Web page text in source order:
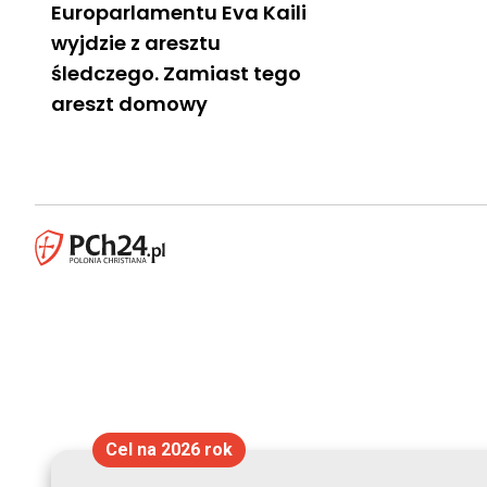
Europarlamentu Eva Kaili
wyjdzie z aresztu
śledczego. Zamiast tego
areszt domowy
Cel na 2026 rok